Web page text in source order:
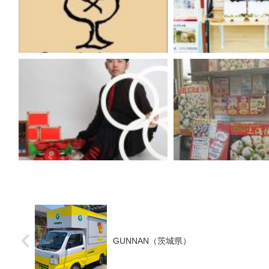
GUNNAN（茨城県）